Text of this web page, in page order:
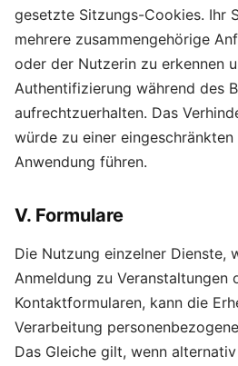
gesetzte Sitzungs-Cookies. Ihr
mehrere zusammengehörige
oder der Nutzerin zu erkennen
Authentifizierung während des
aufrechtzuerhalten. Das
würde zu einer
Anwendung führen.
V. Formulare
Die Nutzung einzelner Dienste,
Anmeldung zu Veranstaltungen
Kontaktformularen, kann die
Verarbeitung
Das Gleiche gilt, wenn